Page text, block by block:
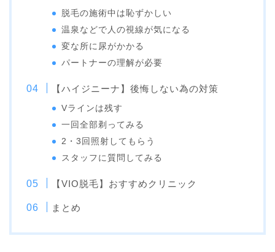
脱毛の施術中は恥ずかしい
温泉などで人の視線が気になる
変な所に尿がかかる
パートナーの理解が必要
【ハイジニーナ】後悔しない為の対策
Vラインは残す
一回全部剃ってみる
2・3回照射してもらう
スタッフに質問してみる
【VIO脱毛】おすすめクリニック
まとめ